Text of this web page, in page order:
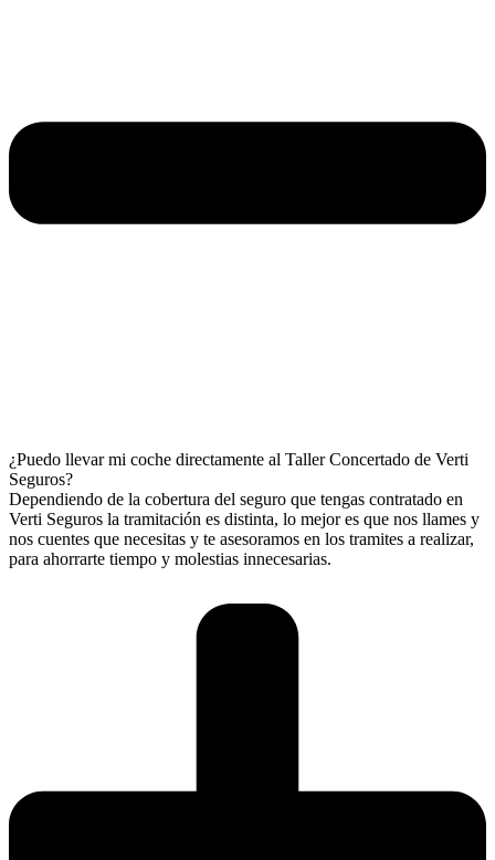
¿Puedo llevar mi coche directamente al Taller Concertado de Verti
Seguros?
Dependiendo de la cobertura del seguro que tengas contratado en
Verti Seguros la tramitación es distinta, lo mejor es que nos llames y
nos cuentes que necesitas y te asesoramos en los tramites a realizar,
para ahorrarte tiempo y molestias innecesarias.